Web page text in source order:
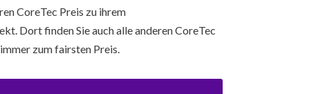
CoreTec Preis zu ihrem
Dort finden Sie auch alle anderen CoreTec
zum fairsten Preis.